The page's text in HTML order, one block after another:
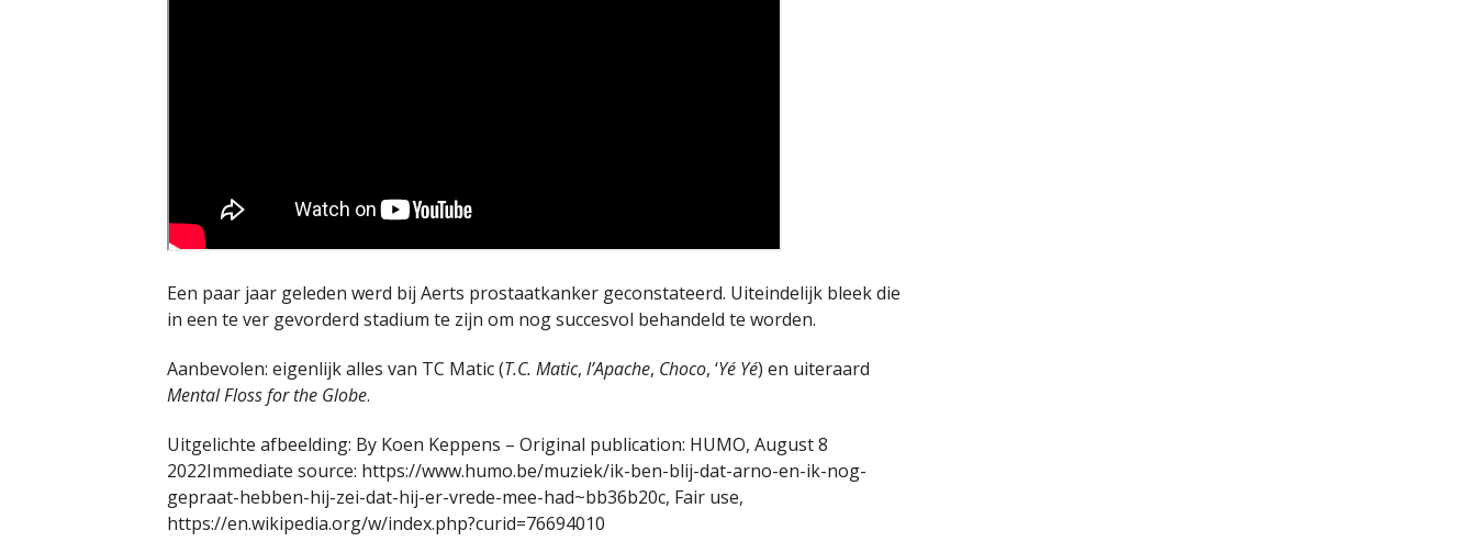
Een paar jaar geleden werd bij Aerts prostaatkanker geconstateerd. Uiteindelijk bleek die
in een te ver gevorderd stadium te zijn om nog succesvol behandeld te worden.
Aanbevolen: eigenlijk alles van TC Matic (T.C. Matic, l’Apache, Choco, ‘Yé Yé) en uiteraard
Mental Floss for the Globe.
Uitgelichte afbeelding: By Koen Keppens – Original publication: HUMO, August 8
2022Immediate source: https://www.humo.be/muziek/ik-ben-blij-dat-arno-en-ik-nog-
gepraat-hebben-hij-zei-dat-hij-er-vrede-mee-had~bb36b20c, Fair use,
https://en.wikipedia.org/w/index.php?curid=76694010